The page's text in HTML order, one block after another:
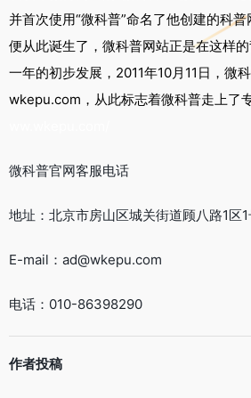
并首次使用“微科普”命名了他创建的科
便从此诞生了，微科普网站正是在这样
一年的初步发展，2011年10月11日，微
wkepu.com，从此标志着微科普走上了
微科普官网客服电话
地址：北京市房山区城关街道顾八路1区
E-mail：ad@wkepu.com
电话：010-86398290
作者投稿